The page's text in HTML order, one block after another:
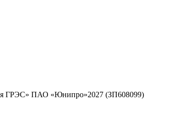
ГРЭС» ПАО «Юнипро»2027 (ЗП608099)